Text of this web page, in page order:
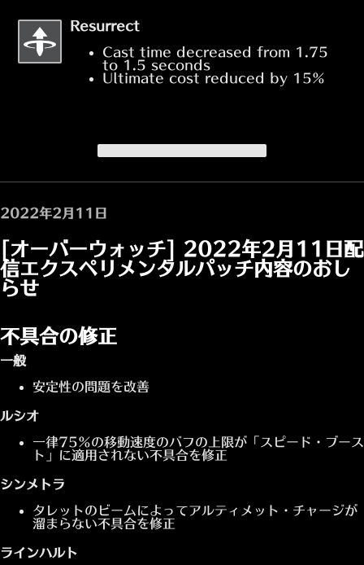
Resurrect
Cast time decreased from 1.75
to 1.5 seconds
Ultimate cost reduced by 15%
2022年2月11日
[オーバーウォッチ] 2022年2月11日配
信エクスペリメンタルパッチ内容のおし
らせ
不具合の修正
一般
安定性の問題を改善
ルシオ
一律75%の移動速度のバフの上限が「スピード・ブース
ト」に適用されない不具合を修正
シンメトラ
タレットのビームによってアルティメット・チャージが
溜まらない不具合を修正
ラインハルト